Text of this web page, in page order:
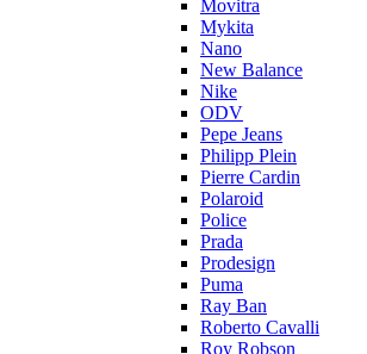
Movitra
Mykita
Nano
New Balance
Nike
ODV
Pepe Jeans
Philipp Plein
Pierre Cardin
Polaroid
Police
Prada
Prodesign
Puma
Ray Ban
Roberto Cavalli
Roy Robson